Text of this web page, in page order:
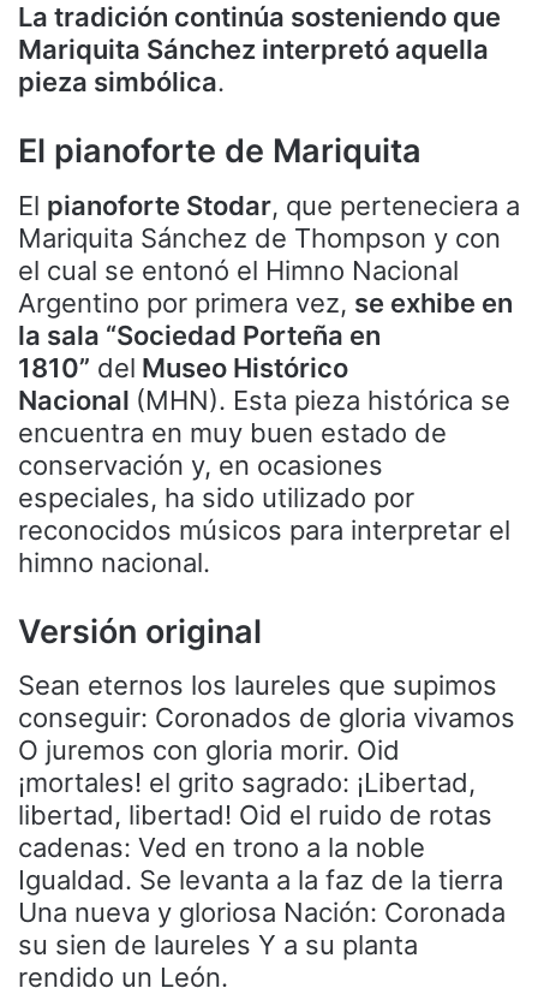
La tradición continúa sosteniendo que
Mariquita Sánchez interpretó aquella
pieza simbólica.
El pianoforte de Mariquita
El pianoforte Stodar, que perteneciera a
Mariquita Sánchez de Thompson y con
el cual se entonó el Himno Nacional
Argentino por primera vez, se exhibe en
la sala “Sociedad Porteña en
1810” del Museo Histórico
Nacional (MHN). Esta pieza histórica se
encuentra en muy buen estado de
conservación y, en ocasiones
especiales, ha sido utilizado por
reconocidos músicos para interpretar el
himno nacional.
Versión original
Sean eternos los laureles que supimos
conseguir: Coronados de gloria vivamos
O juremos con gloria morir. Oid
¡mortales! el grito sagrado: ¡Libertad,
libertad, libertad! Oid el ruido de rotas
cadenas: Ved en trono a la noble
Igualdad. Se levanta a la faz de la tierra
Una nueva y gloriosa Nación: Coronada
su sien de laureles Y a su planta
rendido un León.